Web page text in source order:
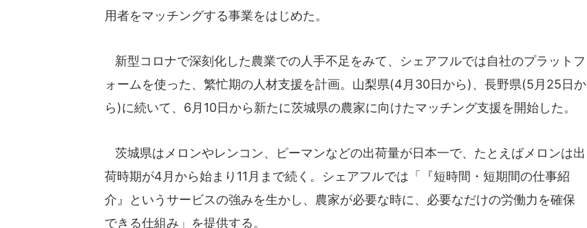
用者をマッチングする事業をはじめた。
新型コロナで深刻化した農業での人手不足をみて、シェアフルでは自社のプラットフ
ォームを使った、繁忙期の人材支援を計画。山梨県(4月30日から)、長野県(5月25日か
ら)に続いて、6月10日から新たに茨城県の農家に向けたマッチング支援を開始した。
茨城県はメロンやレンコン、ピーマンなどの出荷量が日本一で、たとえばメロンは出
荷時期が4月から始まり11月まで続く。シェアフルでは「『短時間・短期間の仕事紹
介』というサービスの強みを生かし、農家が必要な時に、必要なだけの労働力を確保
できる仕組み」を提供する。